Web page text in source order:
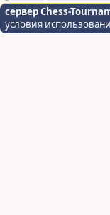
сервер Chess-
условия